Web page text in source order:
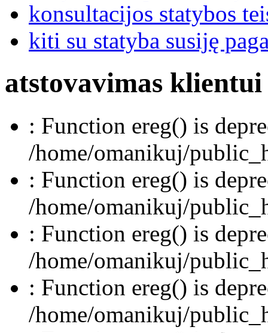
konsultacijos statybos
kiti su statyba susiję
atstovavimas klientui
: Function ereg() is
/home/omanikuj/
: Function ereg() is
/home/omanikuj/
: Function ereg() is
/home/omanikuj/
: Function ereg() is
/home/omanikuj/